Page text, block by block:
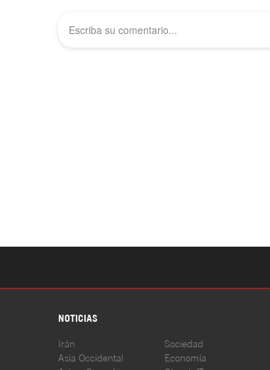
NOTICIAS
Irán
Asia Occidental
Sociedad
Economía